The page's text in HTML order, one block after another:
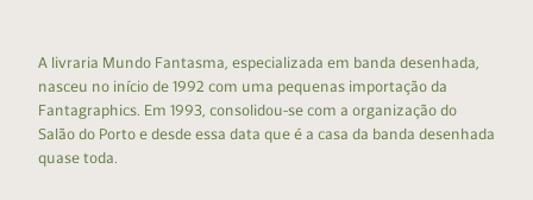
A livraria Mundo Fantasma, especializada em banda desenhada,
nasceu no início de 1992 com uma pequenas importação da
Fantagraphics. Em 1993, consolidou-se com a organização do
Salão do Porto e desde essa data que é a casa da banda desenhada
quase toda.